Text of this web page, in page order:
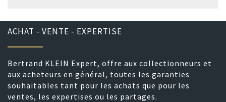
ACHAT - VENTE - EXPERTISE
Bertrand KLEIN Expert, offre aux collectionneurs et
aux acheteurs en général, toutes les garanties
souhaitables tant pour les achats que pour les
ventes, les expertises ou les partages.